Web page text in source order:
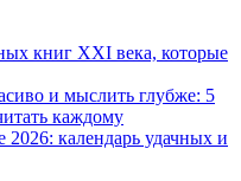
книг XXI века, которые
и мыслить глубже: 5
каждому
2026: календарь удачных и